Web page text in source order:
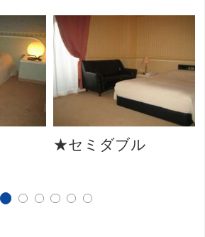
★セミダブル